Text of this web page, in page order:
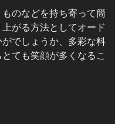
のなどを持ち寄って簡
がる方法としてオード
でしょうか、多彩な料
ても笑顔が多くなるこ